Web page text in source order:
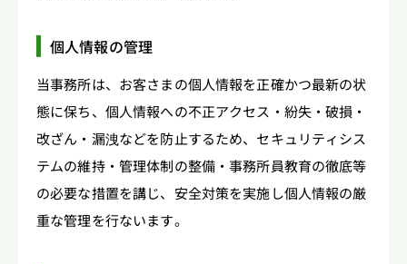
個人情報の管理
当事務所は、お客さまの個人情報を正確かつ最新の状
態に保ち、個人情報への不正アクセス・紛失・破損・
改ざん・漏洩などを防止するため、セキュリティシス
テムの維持・管理体制の整備・事務所員教育の徹底等
の必要な措置を講じ、安全対策を実施し個人情報の厳
重な管理を行ないます。